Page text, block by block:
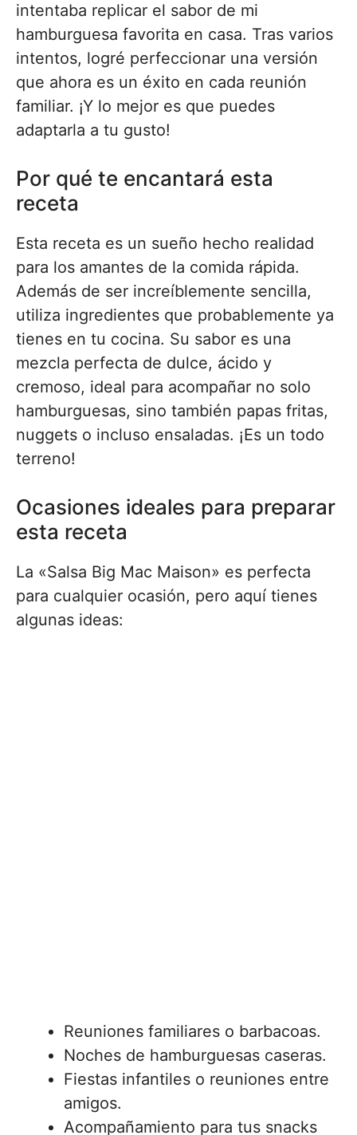
intentaba replicar el sabor de mi
hamburguesa favorita en casa. Tras varios
intentos, logré perfeccionar una versión
que ahora es un éxito en cada reunión
familiar. ¡Y lo mejor es que puedes
adaptarla a tu gusto!
Por qué te encantará esta
receta
Esta receta es un sueño hecho realidad
para los amantes de la comida rápida.
Además de ser increíblemente sencilla,
utiliza ingredientes que probablemente ya
tienes en tu cocina. Su sabor es una
mezcla perfecta de dulce, ácido y
cremoso, ideal para acompañar no solo
hamburguesas, sino también papas fritas,
nuggets o incluso ensaladas. ¡Es un todo
terreno!
Ocasiones ideales para preparar
esta receta
La «Salsa Big Mac Maison» es perfecta
para cualquier ocasión, pero aquí tienes
algunas ideas:
Reuniones familiares o barbacoas.
Noches de hamburguesas caseras.
Fiestas infantiles o reuniones entre
amigos.
Acompañamiento para tus snacks